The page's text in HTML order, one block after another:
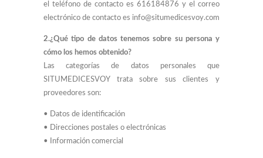
el teléfono de contacto es 616184876 y el correo
electrónico de contacto es info@situmedicesvoy.com
2.¿Qué tipo de datos tenemos sobre su persona y
cómo los hemos obtenido?
Las categorías de datos personales que
SITUMEDICESVOY trata sobre sus clientes y
proveedores son:
• Datos de identificación
• Direcciones postales o electrónicas
• Información comercial